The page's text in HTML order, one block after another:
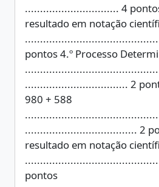
............................... 4
resultado em notação
pontos 4.º Processo
.................................. 2
980 + 588
..................................... 2
resultado em notação
pontos